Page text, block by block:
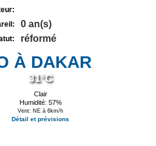
0 an(s)
réformé
À DAKAR
31°C
Clair
Humidité: 57%
Vent: NE à 6km/h
Détail et prévisions